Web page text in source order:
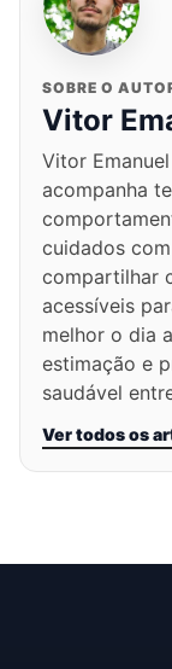
SOBRE O
Vitor
Vitor
acompanha
cuidados
compartilhar
acessíveis
melhor o dia
estimação e
saudável
Ver todos os